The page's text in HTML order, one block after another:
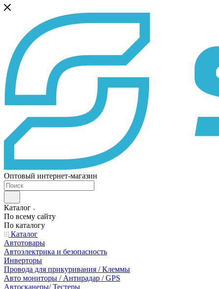
Оптовый интернет-магазин
Каталог
По всему сайту
По каталогу
Каталог
Автотовары
Автоэлектрика и безопасность
Инверторы
Провода для прикуривания / Клеммы
Авто мониторы / Антирадар / GPS
Автосканеры/ Тестеры